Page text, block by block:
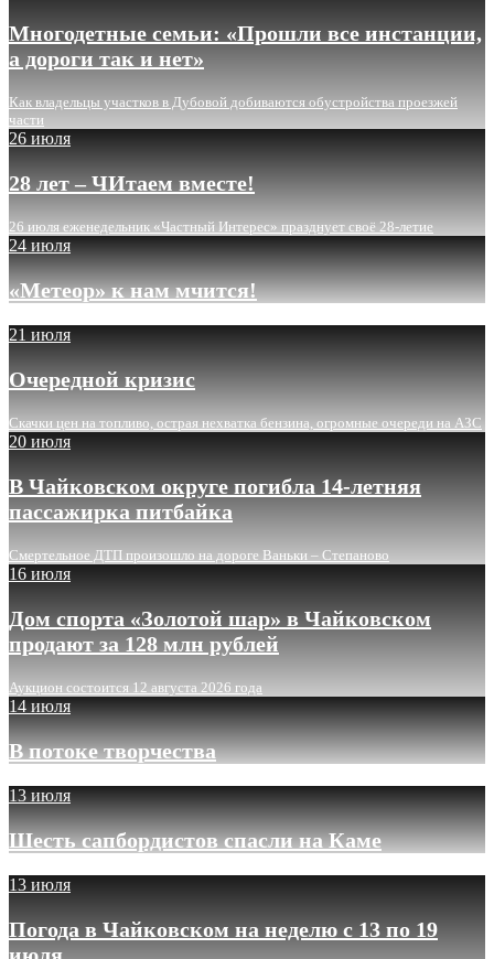
Многодетные семьи: «Прошли все инстанции,
а дороги так и нет»
Как владельцы участков в Дубовой добиваются обустройства проезжей
части
26 июля
28 лет – ЧИтаем вместе!
26 июля еженедельник «Частный Интерес» празднует своё 28-летие
24 июля
«Метеор» к нам мчится!
21 июля
Очередной кризис
Скачки цен на топливо, острая нехватка бензина, огромные очереди на АЗС
20 июля
В Чайковском округе погибла 14-летняя
пассажирка питбайка
Смертельное ДТП произошло на дороге Ваньки – Степаново
16 июля
Дом спорта «Золотой шар» в Чайковском
продают за 128 млн рублей
Аукцион состоится 12 августа 2026 года
14 июля
В потоке творчества
13 июля
Шесть сапбордистов спасли на Каме
13 июля
Погода в Чайковском на неделю с 13 по 19